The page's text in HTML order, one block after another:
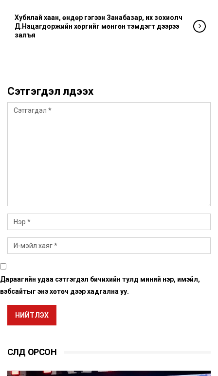
Хубилай хаан, өндөр гэгээн Занабазар, их зохиолч
Д.Нацагдоржийн хөргийг мөнгөн тэмдэгт дээрээ
залъя
Сэтгэгдэл үлдээх
Дараагийн удаа сэтгэгдэл бичихийн тулд миний нэр, имэйл,
вэбсайтыг энэ хөтөч дээр хадгална уу.
НИЙТЛЭХ
СҮҮЛД ОРСОН